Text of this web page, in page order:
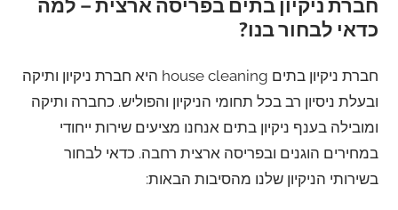
חברת ניקיון בתים בפריסה ארצית – למה
כדאי לבחור בנו?
חברת ניקיון בתים house cleaning היא חברת ניקיון ותיקה
ובעלת ניסיון רב בכל תחומי הניקיון והפוליש. כחברה ותיקה
ומובילה בענף ניקיון בתים אנחנו מציעים שירות ייחודי
במחירים הוגנים ובפריסה ארצית רחבה. כדאי לבחור
בשירותי הניקיון שלנו מהסיבות הבאות: